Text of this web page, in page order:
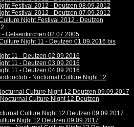
Festival 2012 - Deutzen 08.09.2012
Festival 2012 - Deutzen 07.09.2012
Night Festival 2012 - Deutzen
- Gelsenkirchen 02.07.2005
Night 11 - Deutzen 01.09.2016 bis
11 - Deutzen 02.09.2016
11 - Deutzen 03.09.2016
11 - Deutzen 04.09.2016
- Nocturnal Culture Night 12
Culture Night 12 Deutzen 09.09.2017
Culture Night 12 Deutzen
Culture Night 12 Deutzen 09.09.2017
Night 12 Deutzen 09.09.2017